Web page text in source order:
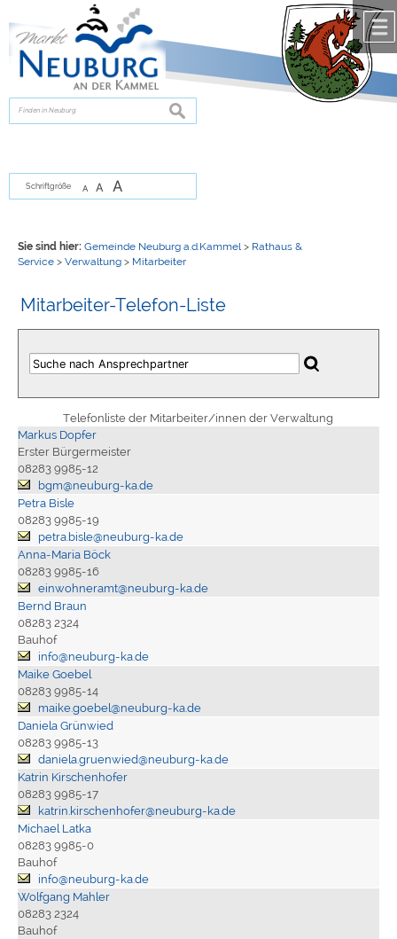
zur Navigationoder
springen.
suchen
Schriftgröße A A A
Sie sind hier: Gemeinde Neuburg a.d.Kammel > Rathaus &
Service> Verwaltung> Mitarbeiter
Mitarbeiter-Telefon-Liste
Telefonliste der Mitarbeiter/innen der Verwaltung
Markus Dopfer
Erster Bürgermeister
08283 9985-12
bgm@neuburg-ka.de
Petra Bisle
08283 9985-19
petra.bisle@neuburg-ka.de
Anna-Maria Böck
08283 9985-16
einwohneramt@neuburg-ka.de
Bernd Braun
08283 2324
Bauhof
info@neuburg-ka.de
Maike Goebel
08283 9985-14
maike.goebel@neuburg-ka.de
Daniela Grünwied
08283 9985-13
daniela.gruenwied@neuburg-ka.de
Katrin Kirschenhofer
08283 9985-17
katrin.kirschenhofer@neuburg-ka.de
Michael Latka
08283 9985-0
Bauhof
info@neuburg-ka.de
Wolfgang Mahler
08283 2324
Bauhof